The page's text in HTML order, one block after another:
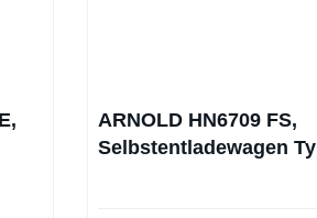
ARNOLD HN6709 FS,
Selbstentladewagen